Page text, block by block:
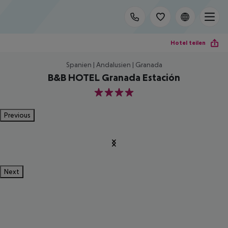
Hotel teilen
Spanien | Andalusien | Granada
B&B HOTEL Granada Estación
4
Previous
Next